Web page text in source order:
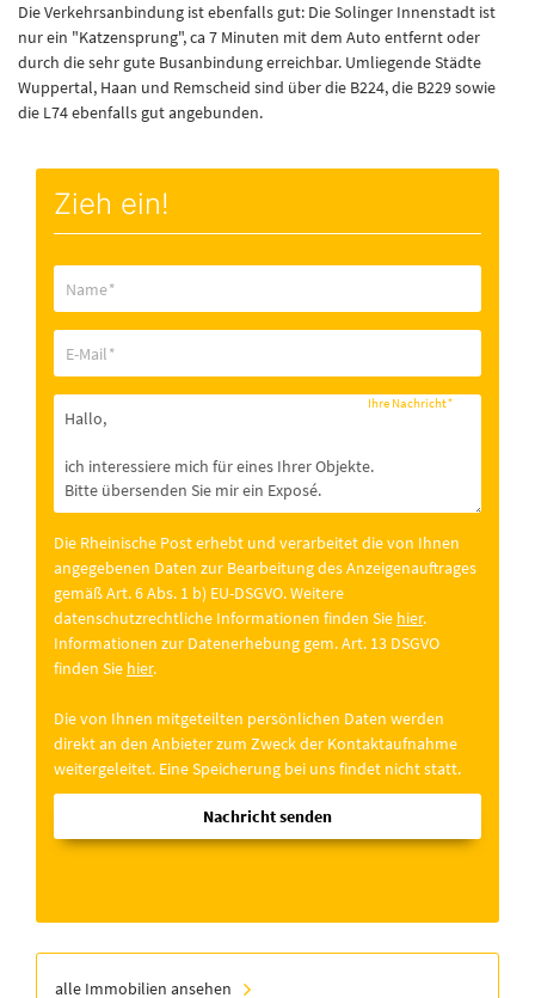
Die Verkehrsanbindung ist ebenfalls gut: Die Solinger Innenstadt ist
nur ein "Katzensprung", ca 7 Minuten mit dem Auto entfernt oder
durch die sehr gute Busanbindung erreichbar. Umliegende Städte
Wuppertal, Haan und Remscheid sind über die B224, die B229 sowie
die L74 ebenfalls gut angebunden.
Zieh ein!
Name*
E-Mail*
Ihre Nachricht*
Die Rheinische Post erhebt und verarbeitet die von Ihnen
angegebenen Daten zur Bearbeitung des Anzeigenauftrages
gemäß Art. 6 Abs. 1 b) EU-DSGVO. Weitere
datenschutzrechtliche Informationen finden Sie hier.
Informationen zur Datenerhebung gem. Art. 13 DSGVO
finden Sie hier.
Die von Ihnen mitgeteilten persönlichen Daten werden
direkt an den Anbieter zum Zweck der Kontaktaufnahme
weitergeleitet. Eine Speicherung bei uns findet nicht statt.
Nachricht senden
alle Immobilien ansehen